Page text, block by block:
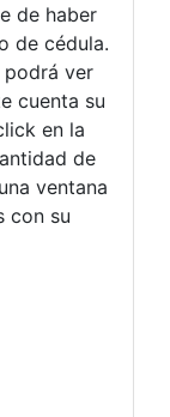
de haber
de cédula.
ver
cuenta su
en la
de
ventana
con su